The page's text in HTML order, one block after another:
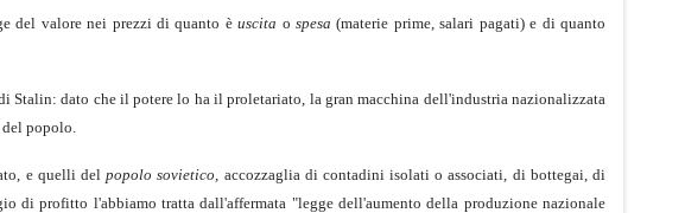
del valore nei prezzi di quanto èuscita ospesa (materie prime, salari pagati) e di quanto
Stalin: dato che il potere lo ha il proletariato, la gran macchina dell'industria nazionalizzata
popolo.
e quelli delpopolo sovietico, accozzaglia di contadini isolati o associati, di bottegai, di
di profitto l'abbiamo tratta dall'affermata "legge dell'aumento della produzione nazionale